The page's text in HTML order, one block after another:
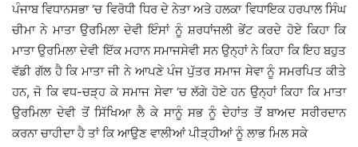
ਪੰਜਾਬ ਵਿਧਾਨਸਭਾ ‘ਚ ਵਿਰੋਧੀ ਧਿਰ ਦੇ ਨੇਤਾ ਅਤੇ ਹਲਕਾ ਵਿਧਾਇਕ ਹਰਪਾਲ ਸਿੰਘ
ਚੀਮਾ ਨੇ ਮਾਤਾ ਉਰਮਿਲਾ ਦੇਵੀ ਇੰਸਾਂ ਨੂੰ ਸ਼ਰਧਾਂਜਲੀ ਭੇਂਟ ਕਰਦੇ ਹੋਏ ਕਿਹਾ ਕਿ
ਮਾਤਾ ਉਰਮਿਲਾ ਦੇਵੀ ਇੱਕ ਮਹਾਨ ਸਮਾਜਸੇਵੀ ਸਨ ਉਨ੍ਹਾਂ ਨੇ ਕਿਹਾ ਕਿ ਇਹ ਬਹੁਤ
ਵੱਡੀ ਗੱਲ ਹੈ ਕਿ ਮਾਤਾ ਜੀ ਨੇ ਆਪਣੇ ਪੰਜ ਪੁੱਤਰ ਸਮਾਜ ਸੇਵਾ ਨੂੰ ਸਮਰਪਿਤ ਕੀਤੇ
ਹਨ, ਜੋ ਕਿ ਵਧ-ਚੜ੍ਹ ਕੇ ਸਮਾਜ ਸੇਵਾ ‘ਚ ਲੱਗੇ ਹੋਏ ਹਨ ਉਨ੍ਹਾਂ ਕਿਹਾ ਕਿ ਮਾਤਾ
ਉਰਮਿਲਾ ਦੇਵੀ ਤੋਂ ਸਿੱਖਿਆ ਲੈ ਕੇ ਸਾਨੂੰ ਸਭ ਨੂੰ ਦੇਹਾਂਤ ਤੋਂ ਬਾਅਦ ਸਰੀਰਦਾਨ
ਕਰਨਾ ਚਾਹੀਦਾ ਹੈ ਤਾਂ ਕਿ ਆਉਣ ਵਾਲੀਆਂ ਪੀੜ੍ਹੀਆਂ ਨੂੰ ਲਾਭ ਮਿਲ ਸਕੇ